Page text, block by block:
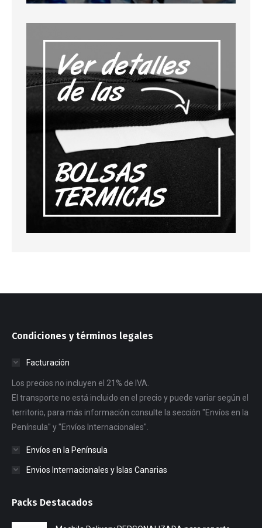
Condiciones y términos legales
Facturación
Los precios no incluyen el 21% de IVA.
El transporte no está incluido en el precio y puede variar según el
territorio, para más información consulte la sección "Envíos en la
Península" y "Envíos Internacionales".
Envíos en la Península
Envios Internacionales y Islas Canarias
Packs Destacados